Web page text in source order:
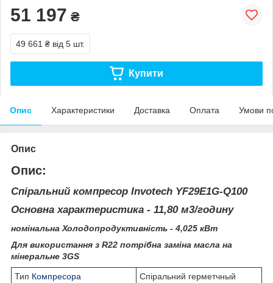
51 197 ₴
49 661 ₴ від 5 шт.
Купити
Опис Характеристики Доставка Оплата Умови
Опис
Опис:
Спіральний компресор Invotech YF29E1G-Q100
Основна характеристика - 11,80 м3/годину
номінальна Холодопродуктивність - 4,025 кВт
Для використання з R22 потрібна заміна масла на
мінеральне 3GS
Тип Компресора
Спіральний герметчный